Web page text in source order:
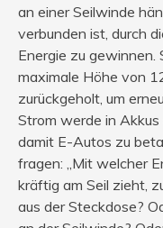
an einer Seilwinde
verbunden ist, durch
Energie zu gewinnen.
maximale Höhe von
zurückgeholt, um
Strom werde in
damit E-Autos zu
fragen: „Mit welcher
kräftig am Seil zieht,
aus der Steckdose?